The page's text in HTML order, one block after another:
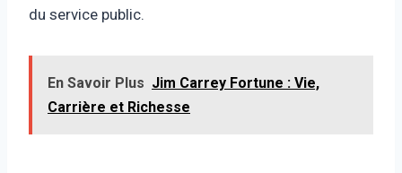
du service public.
En Savoir Plus Jim Carrey Fortune : Vie,
Carrière et Richesse